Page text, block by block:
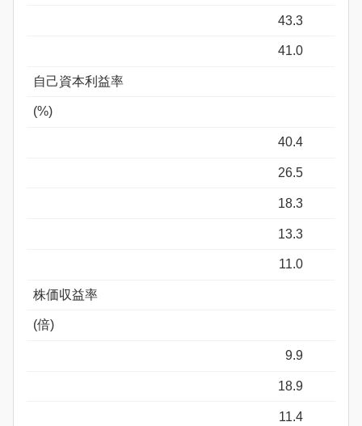
43.3
41.0
自己資本利益率
(%)
40.4
26.5
18.3
13.3
11.0
株価収益率
(倍)
9.9
18.9
11.4